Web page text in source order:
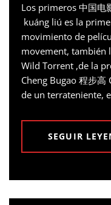
Los primeros 中国电
kuáng liú es la
movimiento de
movement, también
Wild Torrent ,de la
Cheng Bugao 程步
de un terrateniente,
SEGUIR